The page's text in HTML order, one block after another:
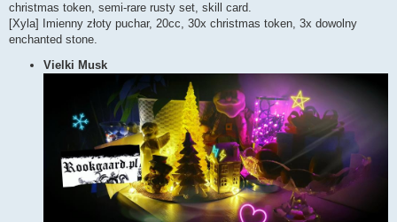
christmas token, semi-rare rusty set, skill card.
[Xyla] Imienny złoty puchar, 20cc, 30x christmas token, 3x dowolny
enchanted stone.
Vielki Musk